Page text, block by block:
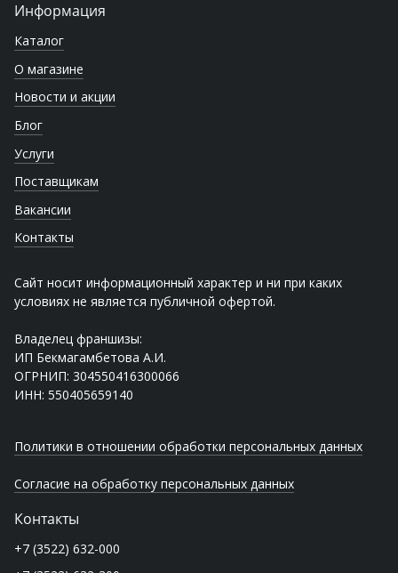
Информация
Каталог
О магазине
Новости и акции
Блог
Услуги
Поставщикам
Вакансии
Контакты
Сайт носит информационный характер и ни при каких
условиях не является публичной офертой.
Владелец франшизы:
ИП Бекмагамбетова А.И.
ОГРНИП: 304550416300066
ИНН: 550405659140
Политики в отношении обработки персональных данных
Согласие на обработку персональных данных
Контакты
+7 (3522) 632-000